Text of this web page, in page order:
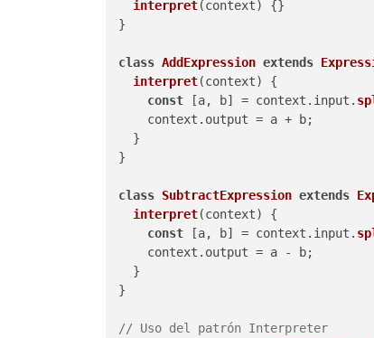
interpret(context) {}
}
class AddExpression extends
interpret(context) {
const [a, b] = context. input .
    context.
output = a + b;
  }
}
class SubtractExpression extends
interpret(context) {
const [a, b] = context. input .
    context.
output = a - b;
  }
}
// Uso del patrón Interpreter